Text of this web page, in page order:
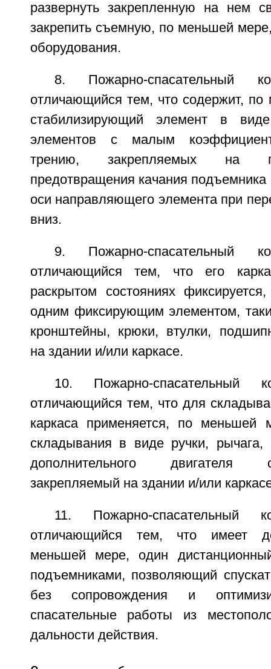
развернуть закрепленную на нем
закрепить съемную, по меньшей
оборудования.
8. Пожарно-спасательный
отличающийся тем, что содержит,
стабилизирующий элемент в
элементов с малым
трению, закрепляемых на
предотвращения качания подъемника
оси направляющего элемента при
вниз.
9. Пожарно-спасательный
отличающийся тем, что его
раскрытом состояниях
одним фиксирующим элементом,
кронштейны, крюки, втулки,
на здании и/или каркасе.
10. Пожарно-спасательный
отличающийся тем, что для
каркаса применяется, по меньшей
складывания в виде ручки, рычага,
дополнительного двигателя
закрепляемый на здании и/или
11. Пожарно-спасательный
отличающийся тем, что имеет
меньшей мере, один
подъемниками, позволяющий
без сопровождения и
спасательные работы из
дальности действия.